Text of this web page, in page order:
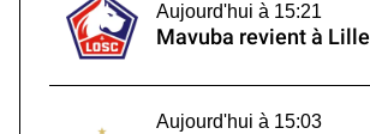
Aujourd'hui à 15:21
Mavuba revient à Lille
Aujourd'hui à 15:03